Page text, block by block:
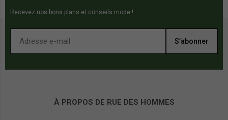
Recevez nos bons plans et conseils mode !
S’abonner
À PROPOS DE RUE DES HOMMES